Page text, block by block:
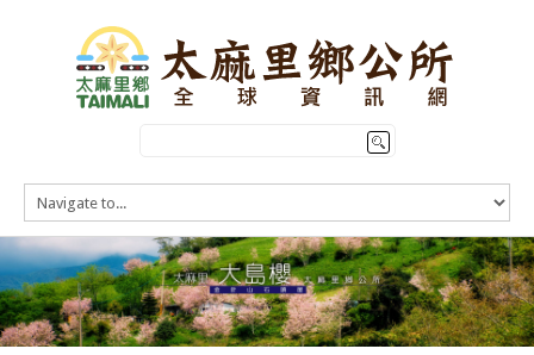
HOME
訊息公告
本鄉簡介
公所介紹
觀光導覽